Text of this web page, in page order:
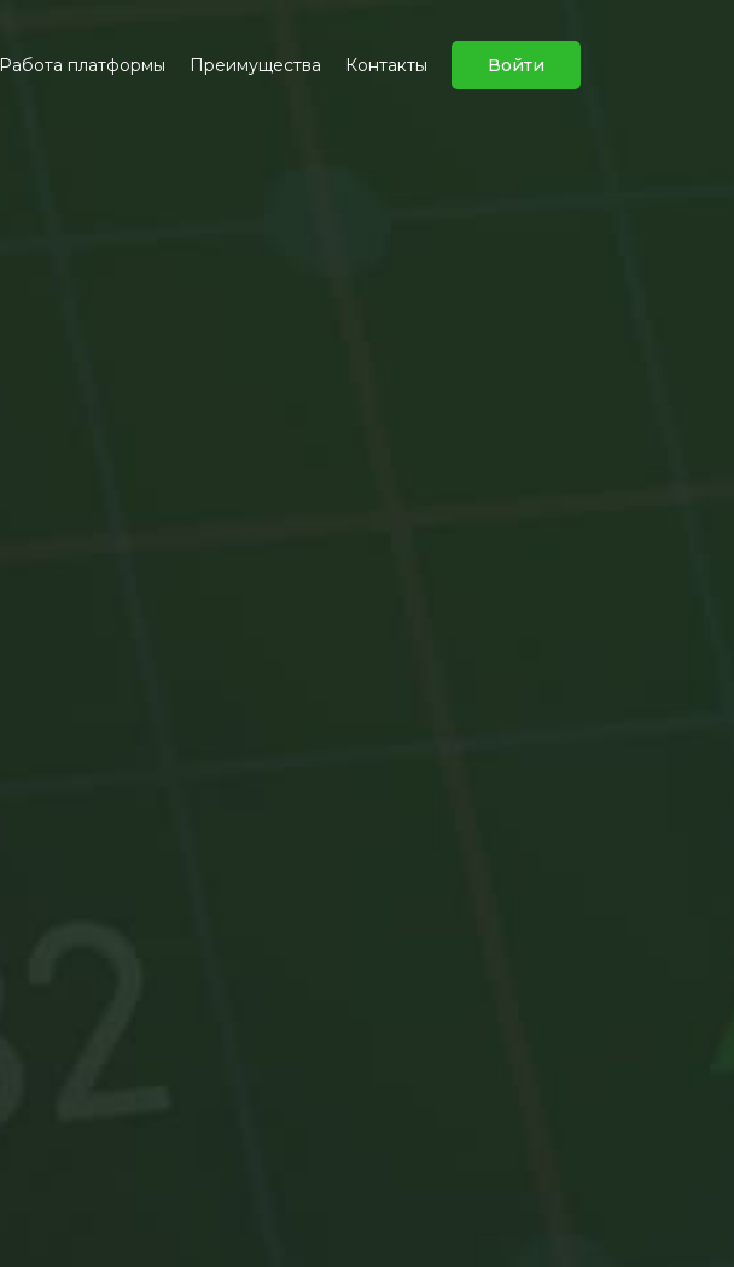
Работа платформы Преимущества Контакты Войти